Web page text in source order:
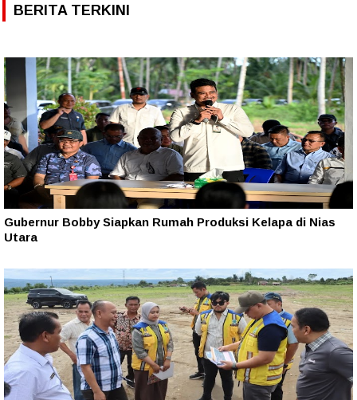
BERITA TERKINI
Gubernur Bobby Siapkan Rumah Produksi Kelapa di Nias
Utara